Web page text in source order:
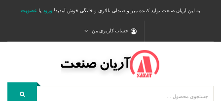
به این آریان صنعت تولید کننده میز و صندلی تالاری و خانگی خوش آمدید! ورود یا عضویت
حساب کاربری من